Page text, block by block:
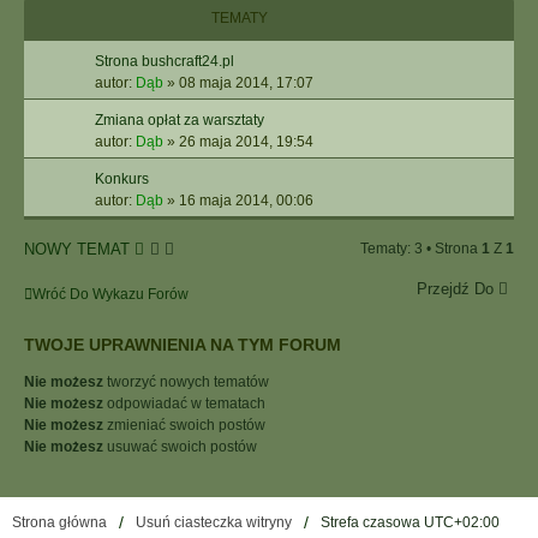
W
A
N
O
W
A
E
TEMATY
Strona bushcraft24.pl
autor: Dąb » 08 maja 2014, 17:07
Zmiana opłat za warsztaty
autor: Dąb » 26 maja 2014, 19:54
Konkurs
autor: Dąb » 16 maja 2014, 00:06
NOWY TEMAT Tematy: 3 • Strona 1 Z 1
Wróć Do Wykazu Forów Przejdź Do
TWOJE UPRAWNIENIA NA TYM FORUM
Nie możesz tworzyć nowych tematów
Nie możesz odpowiadać w tematach
Nie możesz zmieniać swoich postów
Nie możesz usuwać swoich postów
Strona główna Usuń ciasteczka witryny Strefa czasowa UTC+02:00